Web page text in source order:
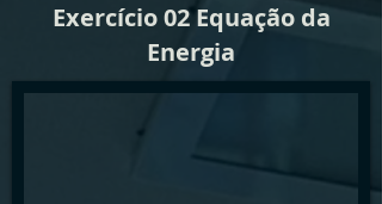
Exercício 02 Equação da
Energia